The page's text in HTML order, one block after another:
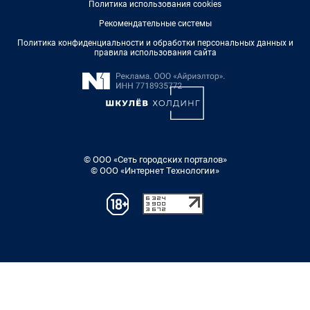
Политика использования cookies
Рекомендательные системы
Политика конфиденциальности и обработки персональных данных и
правила использования сайта
© ООО «Сеть городских порталов»
© ООО «Интернет Технологии»